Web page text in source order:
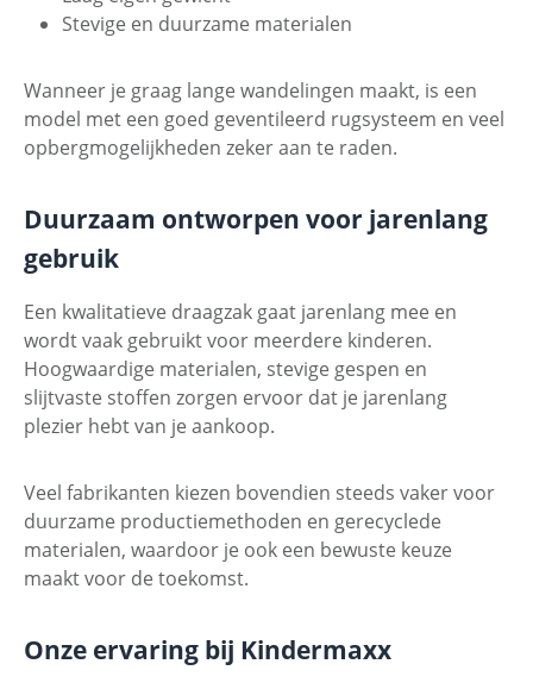
Stevige en duurzame materialen
Wanneer je graag lange wandelingen maakt, is een
model met een goed geventileerd rugsysteem en veel
opbergmogelijkheden zeker aan te raden.
Duurzaam ontworpen voor jarenlang
gebruik
Een kwalitatieve draagzak gaat jarenlang mee en
wordt vaak gebruikt voor meerdere kinderen.
Hoogwaardige materialen, stevige gespen en
slijtvaste stoffen zorgen ervoor dat je jarenlang
plezier hebt van je aankoop.
Veel fabrikanten kiezen bovendien steeds vaker voor
duurzame productiemethoden en gerecyclede
materialen, waardoor je ook een bewuste keuze
maakt voor de toekomst.
Onze ervaring bij Kindermaxx